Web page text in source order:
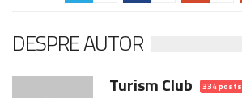
DESPRE AUTOR
Turism Club 334 posts